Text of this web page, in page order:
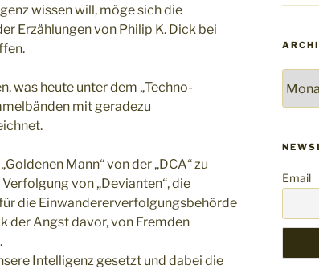
wissen will, möge sich die
Erzählungen von Philip K. Dick bei
was heute unter dem „Techno-
mit geradezu
Mann“ von der „DCA“ zu
von „Devianten“, die
die Einwandererverfolgungsbehörde
der Angst davor, von Fremden
Intelligenz gesetzt und dabei die
Email